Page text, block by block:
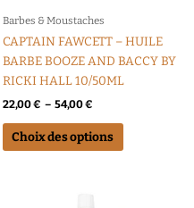
Barbes & Moustaches
CAPTAIN FAWCETT – HUILE
BARBE BOOZE AND BACCY BY
RICKI HALL 10/50ML
22,00€ – 54,00€
Choix des options
sur
la